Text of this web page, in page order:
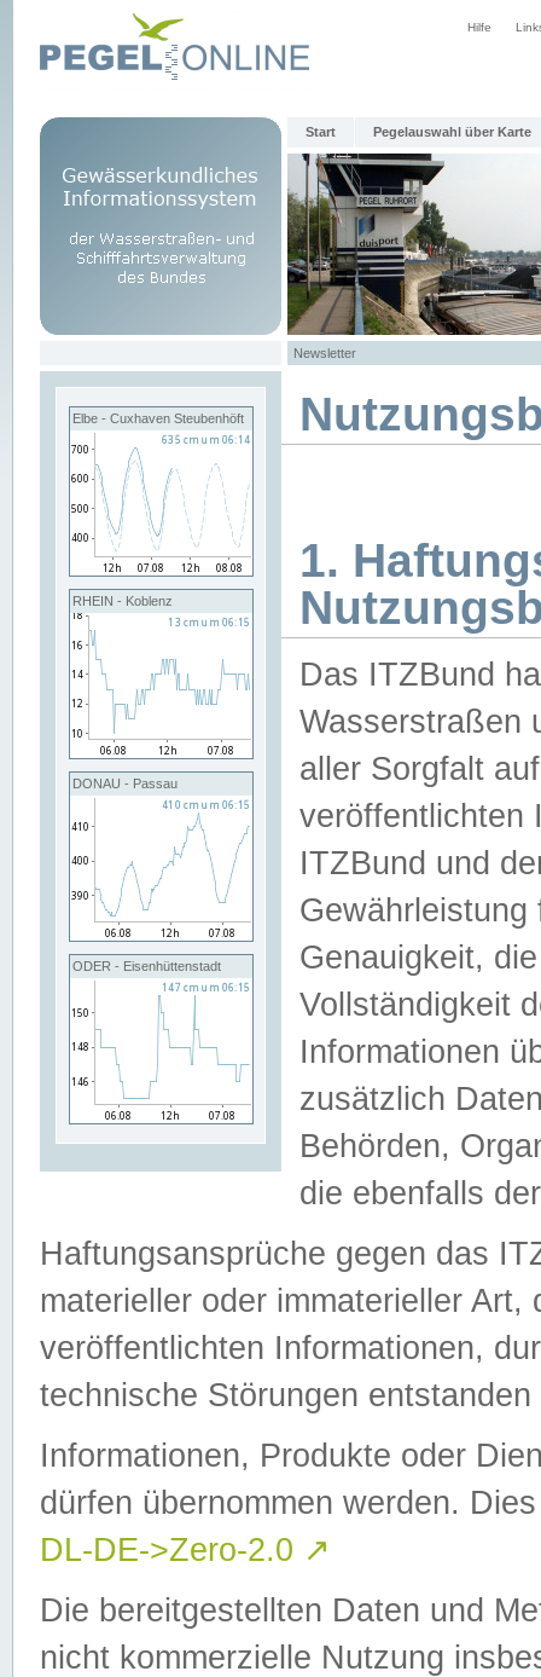
Hilfe
Start Pegelauswahl über Karte
Newsletter
Elbe - Cuxhaven Steubenhöft
RHEIN - Koblenz
DONAU - Passau
ODER - Eisenhüttenstadt
1.
Das ITZBund
Wasserstraßen
aller Sorgfalt
veröffentlichten
ITZBund und
Genauigkeit,
Vollständigkeit
Informationen
zusätzlich
Behörden,
die ebenfalls
Haftungsansprüche gegen das
materieller oder immaterieller
veröffentlichten Informationen,
technische Störungen
Informationen, Produkte oder
dürfen übernommen werden.
DL-DE->Zero-2.0 ↗
Die bereitgestellten Daten und
nicht kommerzielle Nutzung